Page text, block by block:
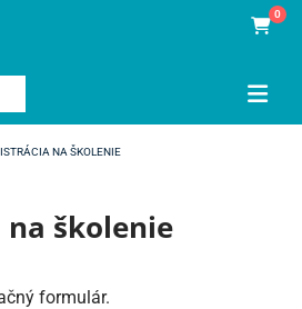
0
NA ŠKOLENIE
na školenie
formulár.